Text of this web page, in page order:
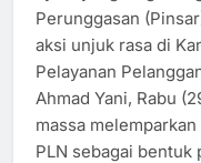
Perunggasan
aksi unjuk rasa di
Pelayanan
Ahmad Yani, Rabu
massa
PLN sebagai